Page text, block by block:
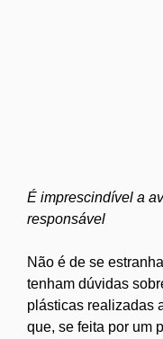
É imprescindível a
responsável
Não é de se
tenham dúvidas
plásticas realizadas
que, se feita por um